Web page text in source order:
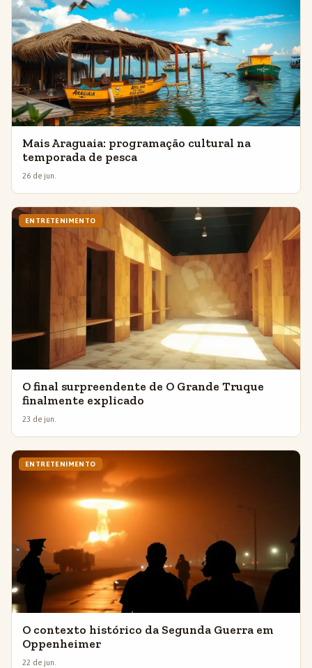
Mais Araguaia: programação cultural na
temporada de pesca
26 de jun.
ENTRETENIMENTO
O final surpreendente de O Grande Truque
finalmente explicado
23 de jun.
ENTRETENIMENTO
O contexto histórico da Segunda Guerra em
Oppenheimer
22 de jun.